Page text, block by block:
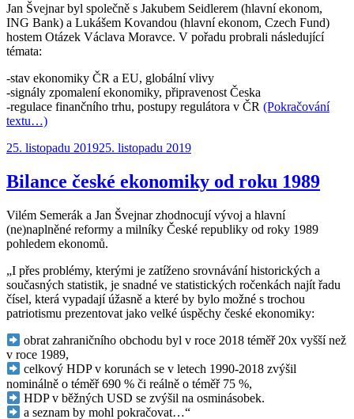
Jan Švejnar byl společně s Jakubem Seidlerem (hlavní ekonom,
ING Bank) a Lukášem Kovandou (hlavní ekonom, Czech Fund)
hostem Otázek Václava Moravce. V pořadu probrali následující
témata:
-stav ekonomiky ČR a EU, globální vlivy
-signály zpomalení ekonomiky, připravenost Česka
-regulace finančního trhu, postupy regulátora v ČR (Pokračování
textu…)
Publikováno:
25. listopadu 201925. listopadu 2019
Bilance české ekonomiky od roku 1989
Vilém Semerák a Jan Švejnar zhodnocují vývoj a hlavní
(ne)naplněné reformy a milníky České republiky od roky 1989
pohledem ekonomů.
„I přes problémy, kterými je zatíženo srovnávání historických a
současných statistik, je snadné ve statistických ročenkách najít řadu
čísel, která vypadají úžasně a které by bylo možné s trochou
patriotismu prezentovat jako velké úspěchy české ekonomiky:
obrat zahraničního obchodu byl v roce 2018 téměř 20x vyšší než
v roce 1989,
celkový HDP v korunách se v letech 1990-2018 zvýšil
nominálně o téměř 690 % či reálně o téměř 75 %,
HDP v běžných USD se zvýšil na osminásobek.
a seznam by mohl pokračovat…“